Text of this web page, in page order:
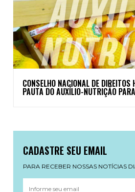
CONSELHO NACIONAL DE DIREITOS
PAUTA DO AUXÍLIO-NUTRIÇÃO
CADASTRE SEU EMAIL
PARA RECEBER NOSSAS NOTÍCIAS